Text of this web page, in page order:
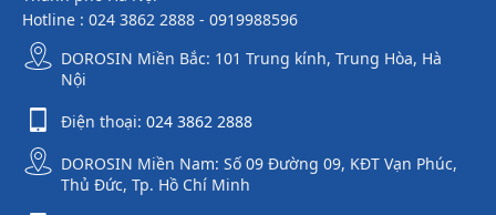
Hotline : 024 3862 2888 - 0919988596
DOROSIN Miền Bắc: 101 Trung kính, Trung Hòa, Hà
Nội
Điện thoại: 024 3862 2888
DOROSIN Miền Nam: Số 09 Đường 09, KĐT Vạn Phúc,
Thủ Đức, Tp. Hồ Chí Minh